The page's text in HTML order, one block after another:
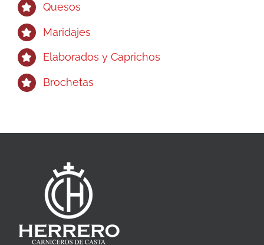
Quesos
Maridajes
Elaborados y Caprichos
Brochetas